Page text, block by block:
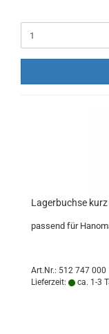
Lagerbuchse
passend für
Art.Nr.: 512 747 000
Lieferzeit:
ca. 1-3